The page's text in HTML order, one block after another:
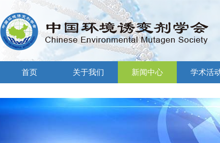
首页 关于我们 新闻中心 学术活